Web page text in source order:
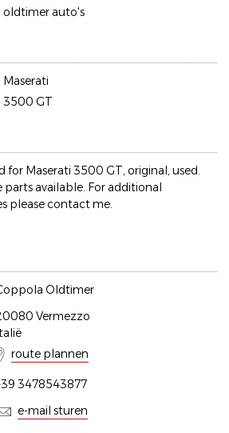
oldtimer auto's
Maserati
3500 GT
for Maserati 3500 GT, original, used.
parts available. For additional
please contact me.
Oldtimer
Vermezzo
route plannen
3478543877
e-mail sturen